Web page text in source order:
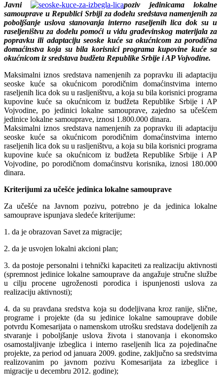
Javni
poziv jedinicama lokalne
samouprave u Republici Srbiji za dodelu sredstava namenjenih za
poboljšanje uslova stanovanja interno raseljenih lica dok su u
raseljeništvu za dodelu pomoći u vidu građevinskog materijala za
popravku ili adaptaciju seoske kuće sa okućnicom za porodična
domaćinstva koja su bila korisnici programa kupovine kuće sa
okućnicom iz sredstava budžeta Republike Srbije i AP Vojvodine.
Maksimalni iznos sredstava namenjenih za popravku ili adaptaciju
seoske kuće sa okućnicom porodičnim domaćinstvima interno
raseljenih lica dok su u rasljeništvu, a koja su bila korisnici programa
kupovine kuće sa okućnicom iz budžeta Republike Srbije i AP
Vojvodine, po jedinici lokalne samouprave, zajedno sa učešćem
jedinice lokalne samouprave, iznosi 1.800.000 dinara.
Maksimalni iznos sredstava namenjenih za popravku ili adaptaciju
seoske kuće sa okućnicom porodičnim domaćinstvima interno
raseljenih lica dok su u rasljeništvu, a koja su bila korisnici programa
kupovine kuće sa okućnicom iz budžeta Republike Srbije i AP
Vojvodine, po porodičnom domaćinstvu korisnika, iznosi 180.000
dinara.
Kriterijumi za učešće jedinica lokalne samouprave
Za učešće na Javnom pozivu, potrebno je da jedinica lokalne
samouprave ispunjava sledeće kriterijume:
1. da je obrazovan Savet za migracije;
2. da je usvojen lokalni akcioni plan;
3. da postoje personalni i tehnički kapaciteti za realizaciju aktivnosti
(spremnost jedinice lokalne samouprave da angažuje stručne službe
u cilju procene ugroženosti porodica i ispunjenosti uslova za
realizaciju aktivnosti);
4. da su pravdana sredstva koja su dodeljivana kroz ranije, slične,
programe i projekte (da su jedinice lokalne samouprave dobile
potvrdu Komesarijata o namenskom utrošku sredstava dodeljenih za
stvaranje i poboljšanje uslova života i stanovanja i ekonomsko
osamostaljivanje izbeglica i interno raseljenih lica za pojedinačne
projekte, za period od januara 2009. godine, zaključno sa sredstvima
realizovanim po javnom pozivu Komesarijata za izbeglice i
migracije u decembru 2012. godine);